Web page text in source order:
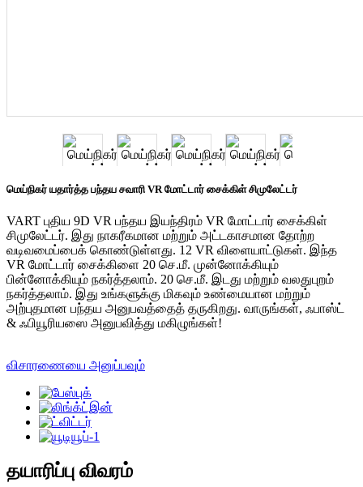
மெய்நிகர் யதார்த்த பந்தய சவாரி VR மோட்டார் சைக்கிள் சிமுலேட்டர்
VART புதிய 9D VR பந்தய இயந்திரம் VR மோட்டார் சைக்கிள்
சிமுலேட்டர். இது நாகரீகமான மற்றும் அட்டகாசமான தோற்ற
வடிவமைப்பைக் கொண்டுள்ளது. 12 VR விளையாட்டுகள். இந்த
VR மோட்டார் சைக்கிளை 20 செ.மீ. முன்னோக்கியும்
பின்னோக்கியும் நகர்த்தலாம். 20 செ.மீ. இடது மற்றும் வலதுபுறம்
நகர்த்தலாம். இது உங்களுக்கு மிகவும் உண்மையான மற்றும்
அற்புதமான பந்தய அனுபவத்தைத் தருகிறது. வாருங்கள், ஃபாஸ்ட்
& ஃபியூரியஸை அனுபவித்து மகிழுங்கள்!
விசாரணையை அனுப்பவும்
தயாரிப்பு விவரம்